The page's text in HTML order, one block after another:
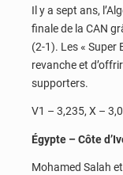
Il y a sept ans,
finale de la CAN
(2-1). Les « Super
revanche et
supporters.
V1 – 3,235, X –
Égypte – Côte
Mohamed Salah